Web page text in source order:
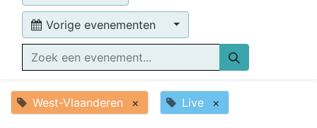
Vorige evenementen
West-Vlaanderen × Live ×